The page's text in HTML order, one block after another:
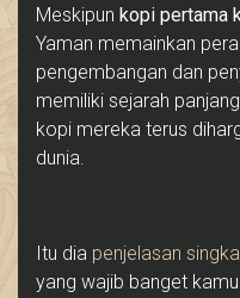
Meskipun kopi pertama
Yaman memainkan
pengembangan dan
memiliki sejarah
kopi mereka terus
dunia.
Itu dia penjelasan
yang wajib banget